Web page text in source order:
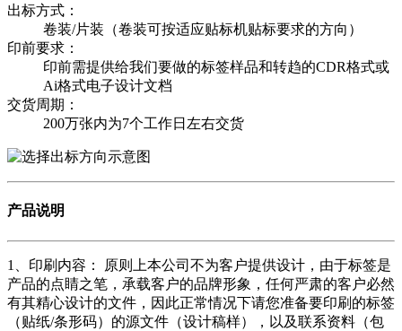
出标方式：
卷装/片装（卷装可按适应贴标机贴标要求的方向）
印前要求：
印前需提供给我们要做的标签样品和转趋的CDR格式或
Ai格式电子设计文档
交货周期：
200万张内为7个工作日左右交货
产品说明
1、印刷内容： 原则上本公司不为客户提供设计，由于标签是
产品的点睛之笔，承载客户的品牌形象，任何严肃的客户必然
有其精心设计的文件，因此正常情况下请您准备要印刷的标签
（贴纸/条形码）的源文件（设计稿样），以及联系资料（包